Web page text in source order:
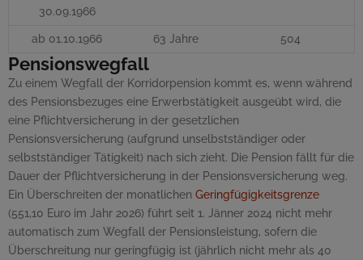
30.09.1966
ab 01.10.1966 63 Jahre 504
Pensionswegfall
Zu einem Wegfall der Korridorpension kommt es, wenn während
des Pensionsbezuges eine Erwerbstätigkeit ausgeübt wird, die
eine Pflichtversicherung in der gesetzlichen
Pensionsversicherung (aufgrund unselbstständiger oder
selbstständiger Tätigkeit) nach sich zieht. Die Pension fällt für die
Dauer der Pflichtversicherung in der Pensionsversicherung weg.
Ein Überschreiten der monatlichen Geringfügigkeitsgrenze
(551,10 Euro im Jahr 2026) führt seit 1. Jänner 2024 nicht mehr
automatisch zum Wegfall der Pensionsleistung, sofern die
Überschreitung nur geringfügig ist (jährlich nicht mehr als 40